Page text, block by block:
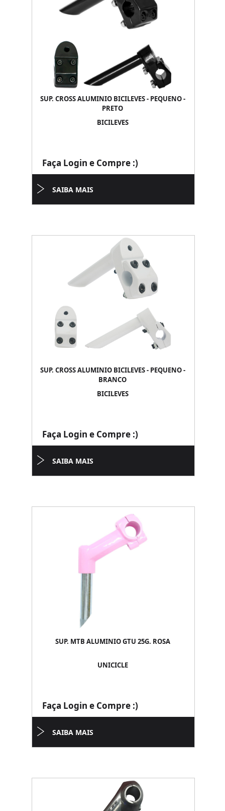
SUP. CROSS ALUMINIO BICILEVES - PEQUENO -
PRETO
BICILEVES
Faça Login e Compre :)
SAIBA MAIS
SUP. CROSS ALUMINIO BICILEVES - PEQUENO -
BRANCO
BICILEVES
Faça Login e Compre :)
SAIBA MAIS
SUP. MTB ALUMINIO GTU 25G. ROSA
UNICICLE
Faça Login e Compre :)
SAIBA MAIS